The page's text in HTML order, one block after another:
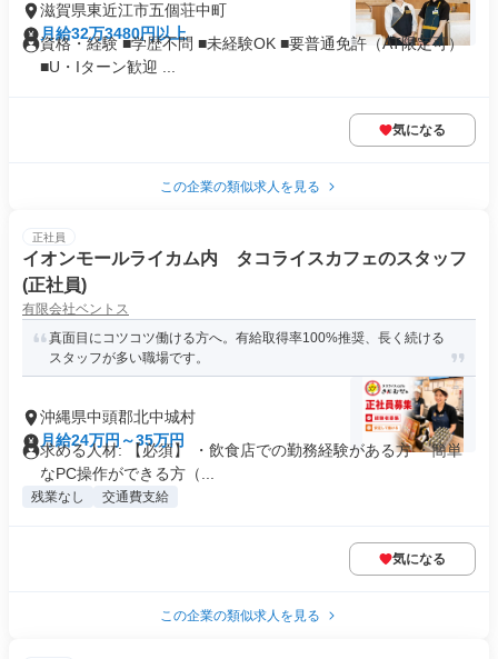
滋賀県東近江市五個荘中町
月給32万3480円以上
資格・経験 ■学歴不問 ■未経験OK ■要普通免許（AT限定可）
■U・Iターン歓迎 ...
気になる
この企業の類似求人を見る
正社員
イオンモールライカム内 タコライスカフェのスタッフ
(正社員)
有限会社ベントス
真面目にコツコツ働ける方へ。有給取得率100%推奨、長く続ける
スタッフが多い職場です。
沖縄県中頭郡北中城村
月給24万円～35万円
求める人材: 【必須】 ・飲食店での勤務経験がある方 ・簡単
なPC操作ができる方（...
残業なし 交通費支給
気になる
この企業の類似求人を見る